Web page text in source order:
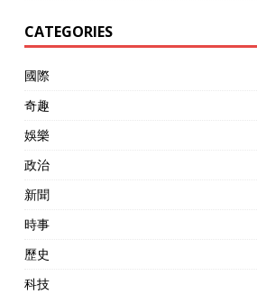
CATEGORIES
國際
奇趣
娛樂
政治
新聞
時事
歷史
科技